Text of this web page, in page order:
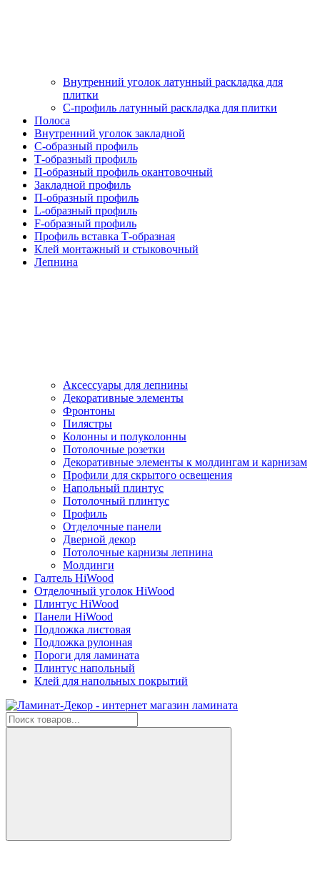
Внутренний уголок латунный раскладка для
плитки
С-профиль латунный раскладка для плитки
Полоса
Внутренний уголок закладной
С-образный профиль
Т-образный профиль
П-образный профиль окантовочный
Закладной профиль
П-образный профиль
L-образный профиль
F-образный профиль
Профиль вставка Т-образная
Клей монтажный и стыковочный
Лепнина
Аксессуары для лепнины
Декоративные элементы
Фронтоны
Пилястры
Колонны и полуколонны
Потолочные розетки
Декоративные элементы к молдингам и карнизам
Профили для скрытого освещения
Напольный плинтус
Потолочный плинтус
Профиль
Отделочные панели
Дверной декор
Потолочные карнизы лепнина
Молдинги
Галтель HiWood
Отделочный уголок HiWood
Плинтус HiWood
Панели HiWood
Подложка листовая
Подложка рулонная
Пороги для ламината
Плинтус напольный
Клей для напольных покрытий